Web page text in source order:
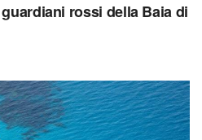
rossi della Baia di